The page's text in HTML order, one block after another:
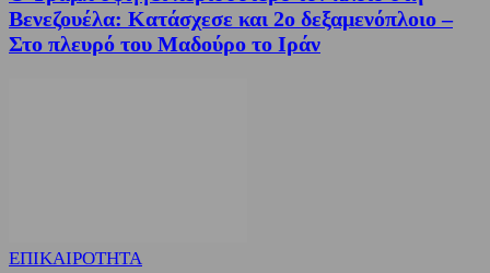
Βενεζουέλα: Κατάσχεσε και 2ο δεξαμενόπλοιο –
Στο πλευρό του Μαδούρο το Ιράν
ΕΠΙΚΑΙΡΟΤΗΤΑ